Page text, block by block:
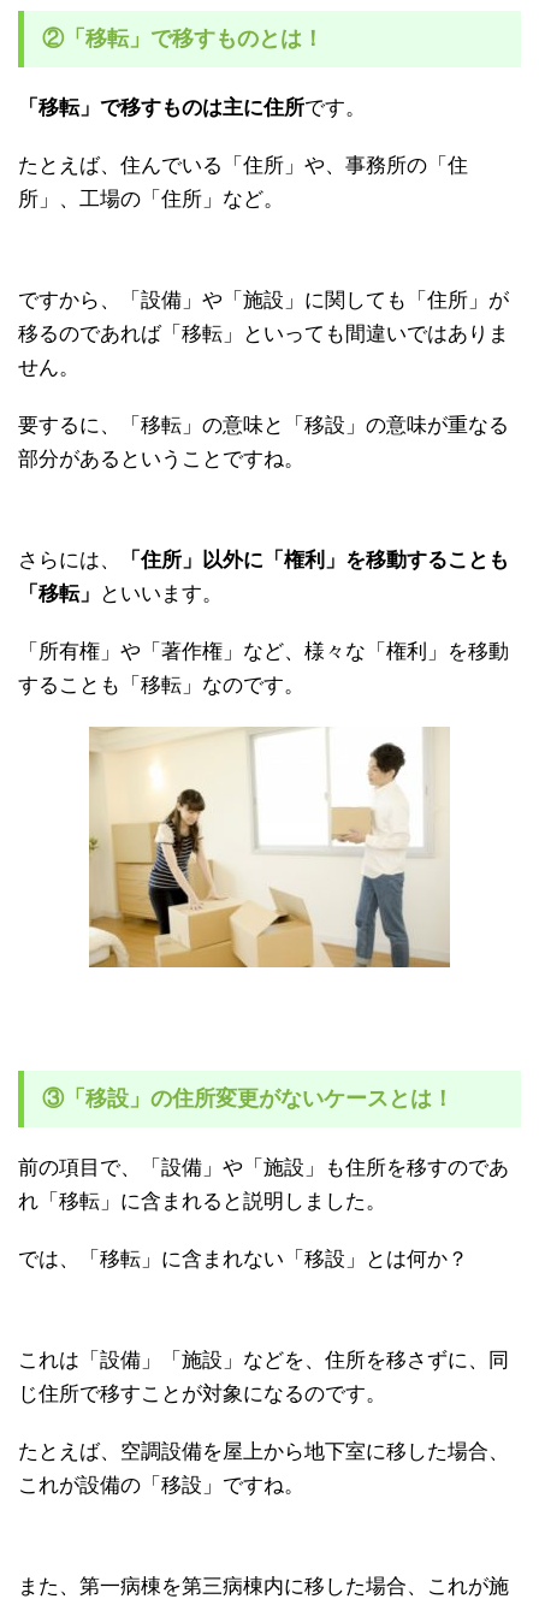
②「移転」で移すものとは！
「移転」で移すものは主に住所です。
たとえば、住んでいる「住所」や、事務所の「住
所」、工場の「住所」など。
ですから、「設備」や「施設」に関しても「住所」が
移るのであれば「移転」といっても間違いではありま
せん。
要するに、「移転」の意味と「移設」の意味が重なる
部分があるということですね。
さらには、
「住所」以外に「権利」を移動することも
「移転」
といいます。
「所有権」や「著作権」など、様々な「権利」を移動
することも「移転」なのです。
③「移設」の住所変更がないケースとは！
前の項目で、「設備」や「施設」も住所を移すのであ
れ「移転」に含まれると説明しました。
では、「移転」に含まれない「移設」とは何か？
これは「設備」「施設」などを、住所を移さずに、同
じ住所で移すことが対象になるのです。
たとえば、空調設備を屋上から地下室に移した場合、
これが設備の「移設」ですね。
また、第一病棟を第三病棟内に移した場合、これが施